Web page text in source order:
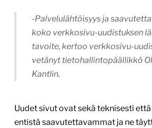
-Palvelulähtöisyys ja
koko verkkosivu-uudistuksen
tavoite, kertoo verkkosivu-
vetänyt tietohallintopäällikkö
Kantlin.
Uudet sivut ovat sekä teknisesti
entistä saavutettavammat ja ne